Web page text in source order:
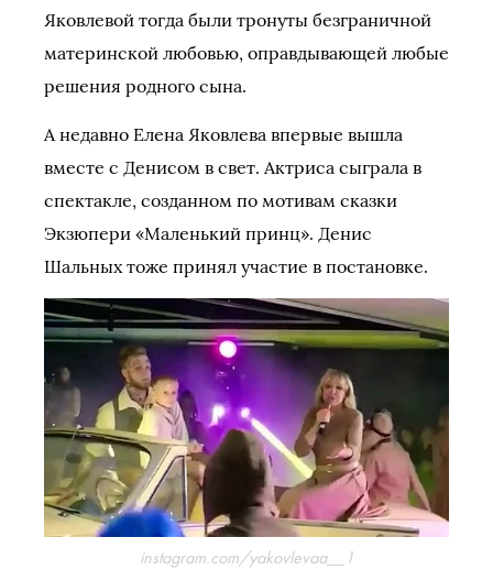
Яковлевой тогда были тронуты безграничной
материнской любовью, оправдывающей любые
решения родного сына.
А недавно Елена Яковлева впервые вышла
вместе с Денисом в свет. Актриса сыграла в
спектакле, созданном по мотивам сказки
Экзюпери «Маленький принц». Денис
Шальных тоже принял участие в постановке.
instagram.com/yakovlevaa__1